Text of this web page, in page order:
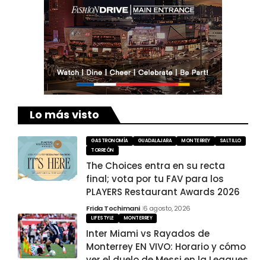
Lo más visto
GASTRONOMÍA GUADALAJARA MONTERREY
SALTILLO
TORREÓN
The Choices entra en su recta
final; vota por tu FAV para los
PLAYERS Restaurant Awards 2026
Frida Tochimani 6 agosto, 2026
LIFESTYLE MONTERREY
Inter Miami vs Rayados de
Monterrey EN VIVO: Horario y cómo